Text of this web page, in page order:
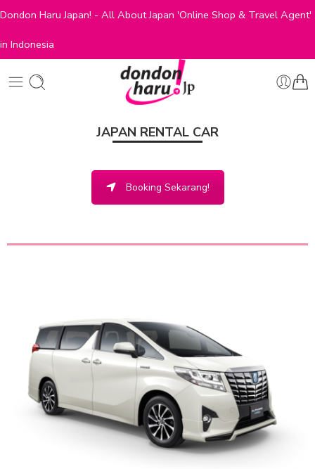
Dondon Haru Japan! - All About Japan 'Online Shop & Travel Agent'
in Indonesia
JAPAN RENTAL CAR
Booking Sekarang!